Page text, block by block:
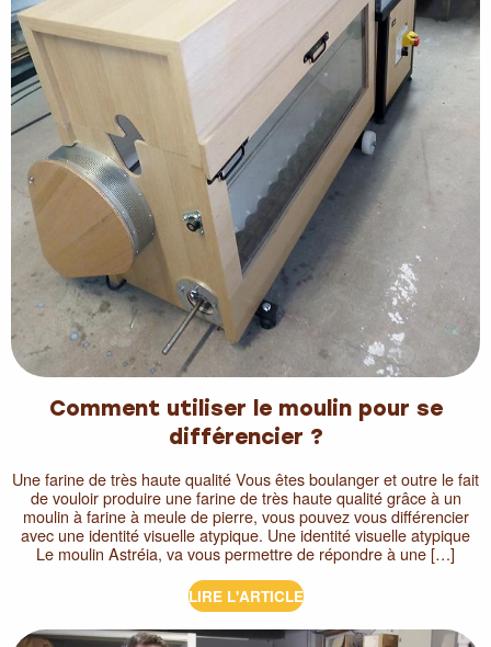
Comment utiliser le moulin pour se
différencier ?
Une farine de très haute qualité Vous êtes boulanger et outre le fait
de vouloir produire une farine de très haute qualité grâce à un
moulin à farine à meule de pierre, vous pouvez vous différencier
avec une identité visuelle atypique. Une identité visuelle atypique
Le moulin Astréia, va vous permettre de répondre à une […]
LIRE L'ARTICLE